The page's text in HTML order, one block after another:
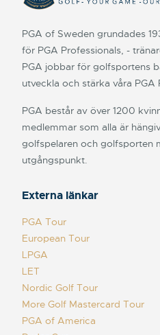
PGA of Sweden grundades
för PGA Professionals, -
PGA jobbar för golfsportens
utveckla och stärka våra PGA
PGA består av över 1200
medlemmar som alla är
golfspelaren och golfsporten
utgångspunkt.
Externa länkar
PGA Tour
European Tour
LPGA
LET
Nordic Golf Tour
More Golf Mastercard Tour
PGA of America